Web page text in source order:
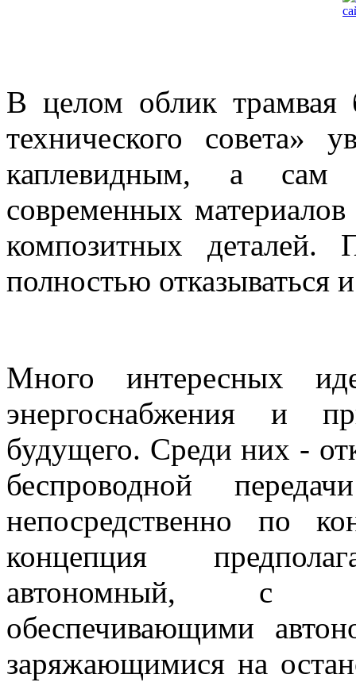
В целом облик трамвая
технического совета»
каплевидным, а
современных
композитных
полностью отказываться
Много интересных
энергоснабжения и
будущего. Среди них -
беспроводной
непосредственно по
концепция
автономный, с
обеспечивающими
заряжающимися на